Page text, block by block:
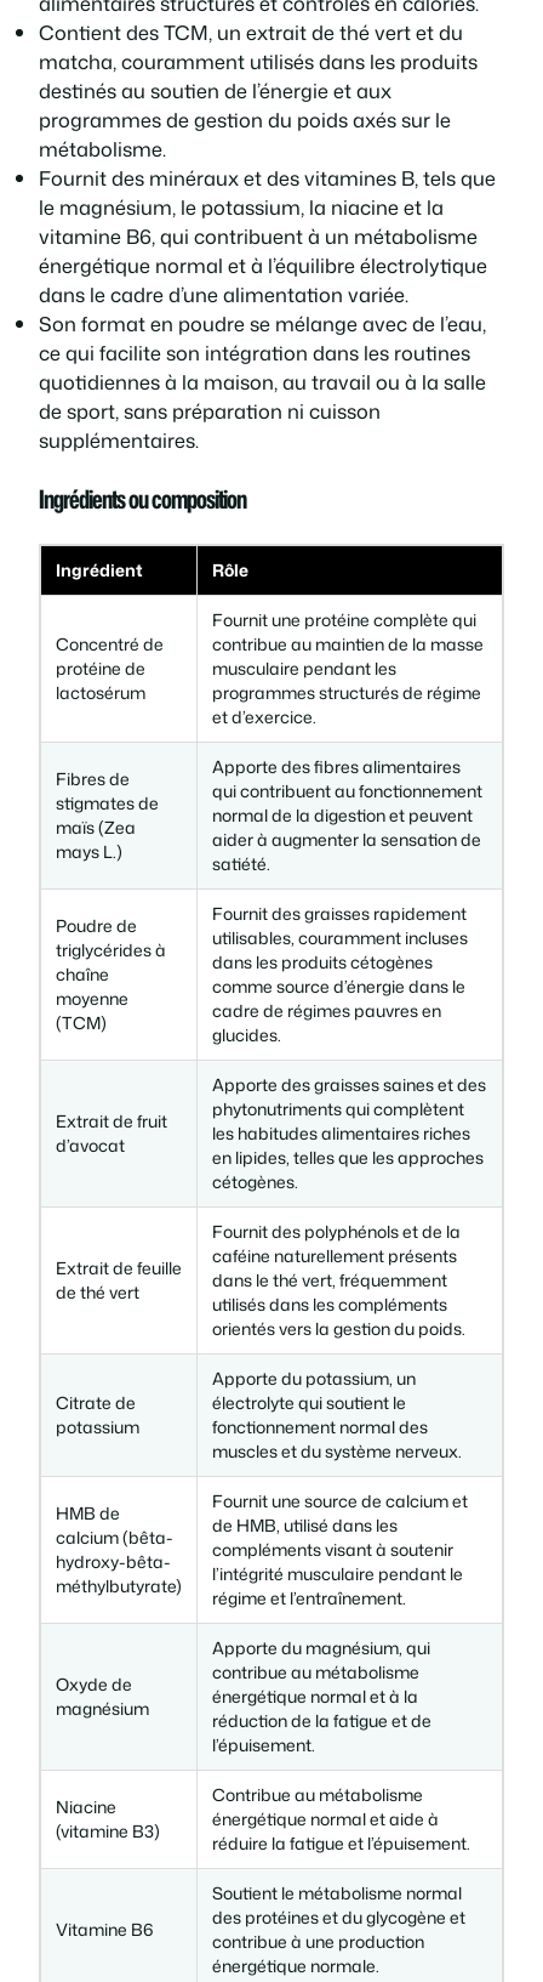
Contient des TCM, un extrait de thé vert et du
matcha, couramment utilisés dans les produits
destinés au soutien de l’énergie et aux
programmes de gestion du poids axés sur le
métabolisme.
Fournit des minéraux et des vitamines B, tels que
le magnésium, le potassium, la niacine et la
vitamine B6, qui contribuent à un métabolisme
énergétique normal et à l’équilibre électrolytique
dans le cadre d’une alimentation variée.
Son format en poudre se mélange avec de l’eau,
ce qui facilite son intégration dans les routines
quotidiennes à la maison, au travail ou à la salle
de sport, sans préparation ni cuisson
supplémentaires.
Ingrédients ou composition
Ingrédient Rôle
Concentré de
protéine de
lactosérum
Fournit une protéine complète qui
contribue au maintien de la masse
musculaire pendant les
programmes structurés de régime
et d’exercice.
Fibres de
stigmates de
maïs (Zea
mays L.)
Apporte des fibres alimentaires
qui contribuent au fonctionnement
normal de la digestion et peuvent
aider à augmenter la sensation de
satiété.
Poudre de
triglycérides à
chaîne
moyenne
(TCM)
Fournit des graisses rapidement
utilisables, couramment incluses
dans les produits cétogènes
comme source d’énergie dans le
cadre de régimes pauvres en
glucides.
Extrait de fruit
d’avocat
Apporte des graisses saines et des
phytonutriments qui complètent
les habitudes alimentaires riches
en lipides, telles que les approches
cétogènes.
Extrait de feuille
de thé vert
Fournit des polyphénols et de la
caféine naturellement présents
dans le thé vert, fréquemment
utilisés dans les compléments
orientés vers la gestion du poids.
Citrate de
potassium
Apporte du potassium, un
électrolyte qui soutient le
fonctionnement normal des
muscles et du système nerveux.
HMB de
calcium (bêta-
hydroxy-bêta-
méthylbutyrate)
Fournit une source de calcium et
de HMB, utilisé dans les
compléments visant à soutenir
l’intégrité musculaire pendant le
régime et l’entraînement.
Oxyde de
magnésium
Apporte du magnésium, qui
contribue au métabolisme
énergétique normal et à la
réduction de la fatigue et de
l’épuisement.
Niacine
(vitamine B3)
Contribue au métabolisme
énergétique normal et aide à
réduire la fatigue et l’épuisement.
Vitamine B6
Soutient le métabolisme normal
des protéines et du glycogène et
contribue à une production
énergétique normale.